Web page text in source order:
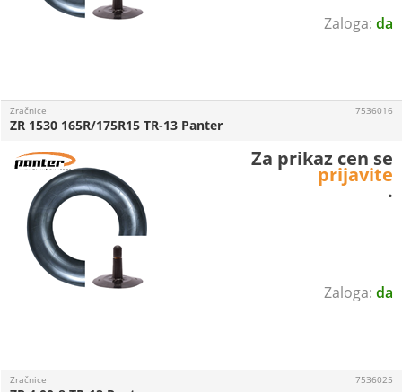
da
da
Zračnice
ZR 1530 165R/175R15 TR-13 Panter
7536016
Za prikaz cen se
prijavite
.
Zračnice 7536025